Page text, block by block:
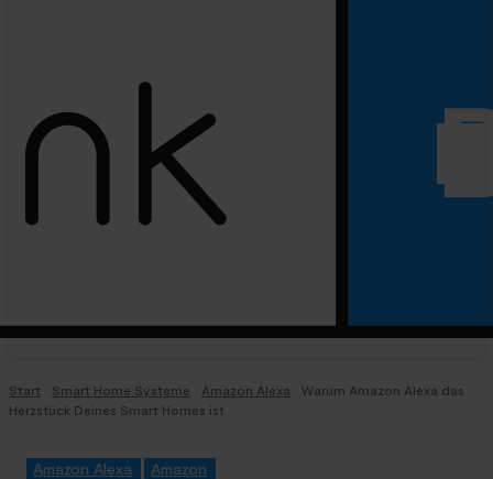
Start Smart Home Systeme Amazon Alexa
Warum Amazon Alexa das
Herzstück Deines Smart Homes ist
Amazon Alexa Amazon